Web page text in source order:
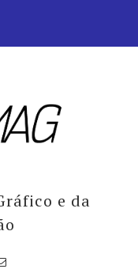
e da